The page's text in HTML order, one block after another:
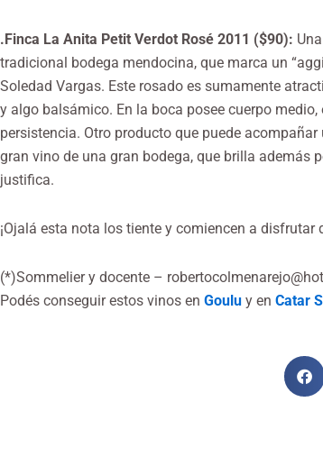
.Finca La Anita Petit Verdot Rosé 2011 ($90):
tradicional bodega mendocina, que marca un
Soledad Vargas. Este rosado es sumamente
y algo balsámico. En la boca posee cuerpo
persistencia. Otro producto que puede
gran vino de una gran bodega, que brilla además
justifica.
¡Ojalá esta nota los tiente y comiencen a disfrutar
(*)Sommelier y docente –
Podés conseguir estos vinos en Goulu y en Catar